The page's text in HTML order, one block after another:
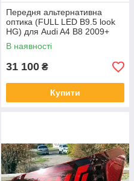
Передня альтернативна
оптика (FULL LED B9.5 look
HG) для Audi A4 B8 2009+
В наявності
31 100 ₴
Купити